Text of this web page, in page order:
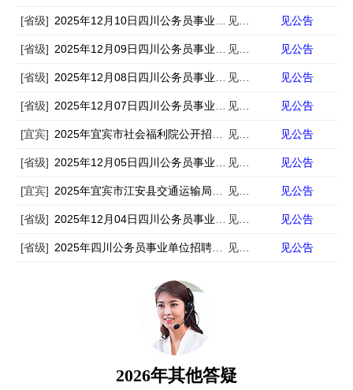
[省级] 见公告
[省级] 见公告
[省级] 见公告
[省级] 见公告
[宜宾] 见公告
[省级] 见公告
[宜宾] 见公告
[省级] 见公告
[省级] 2025年四川公务员事业单位招聘考试信息汇总 见公告
2026年其他答疑